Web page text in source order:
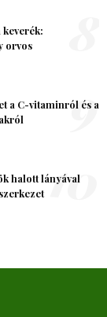
keverék:
orvos
a C-vitaminról és a
9
halott lányával
10